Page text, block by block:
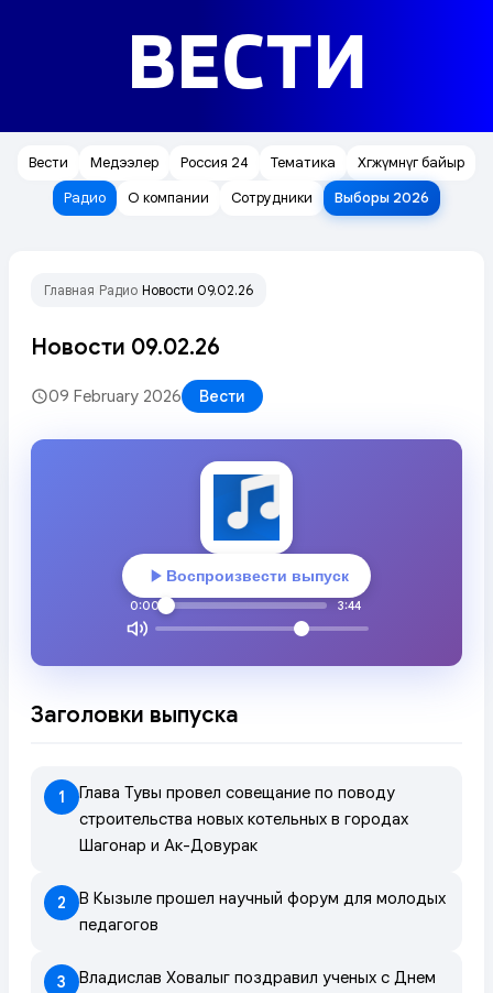
ВЕСТИ
Вести Медээлер Россия 24 Тематика
Хөгжүмнүг байыр
Радио
О компании Сотрудники Выборы 2026
Главная Радио Новости 09.02.26
Новости 09.02.26
09 February 2026 Вести
Воспроизвести выпуск
0:00 3:44
Заголовки выпуска
1
Глава Тувы провел совещание по поводу
строительства новых котельных в городах
Шагонар и Ак-Довурак
2
В Кызыле прошел научный форум для молодых
педагогов
3
Владислав Ховалыг поздравил ученых с Днем